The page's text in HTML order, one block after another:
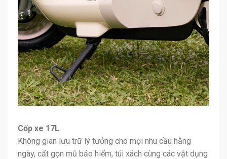
Cốp xe 17L
Không gian lưu trữ lý tưởng cho mọi nhu cầu hằng
ngày, cất gọn mũ bảo hiểm, túi xách cùng các vật dụng